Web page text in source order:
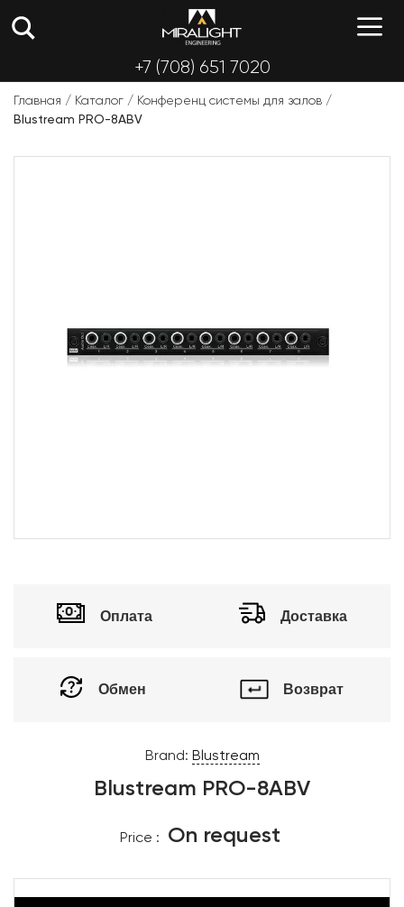
+7 (708) 651 7020
Главная / Каталог / Конференц системы для залов /
Blustream PRO-8ABV
Оплата Доставка
Обмен Возврат
Brand: Blustream
Blustream PRO-8ABV
Price : On request